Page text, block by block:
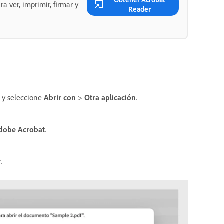
ver, imprimir, firmar y
Reader
seleccione Abrir con > Otra aplicación.
Acrobat.
.